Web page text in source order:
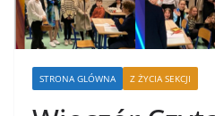
STRONA GLÓWNA Z ŻYCIA SEKCJI